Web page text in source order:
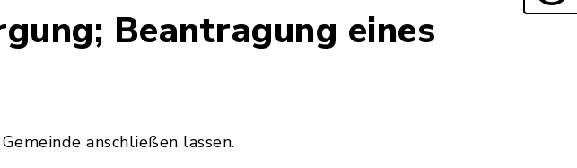
Beantragung eines
anschließen lassen.